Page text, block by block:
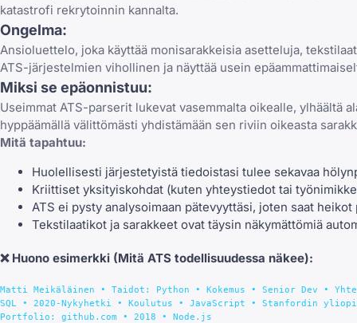
katastrofi rekrytoinnin kannalta.
Ongelma:
Ansioluettelo, joka käyttää monisarakkeisia asetteluja,
ATS-järjestelmien vihollinen ja näyttää usein
Miksi se epäonnistuu:
Useimmat ATS-parserit lukevat vasemmalta oikealle, ylhäältä
hyppäämällä välittömästi yhdistämään sen riviin oikeasta
Mitä tapahtuu:
Huolellisesti järjestetyistä tiedoistasi tulee sekavaa
Kriittiset yksityiskohdat (kuten yhteystiedot tai
ATS ei pysty analysoimaan pätevyyttäsi, joten saat
Tekstilaatikot ja sarakkeet ovat täysin näkymättömiä
❌ Huono esimerkki (Mitä ATS todellisuudessa näkee):
Matti Meikäläinen • Taidot: Python • Kokemus • Senior Dev •
SQL • 2020-Nykyhetki • Koulutus • JavaScript • Stanfordin